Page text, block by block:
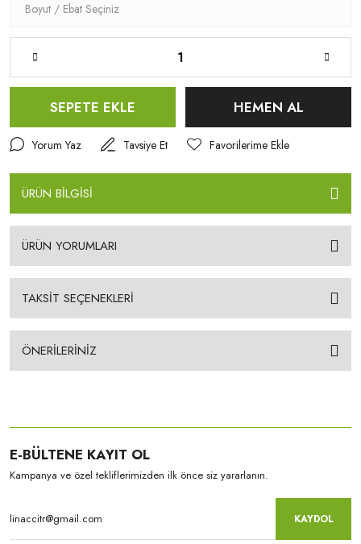
SEPETE EKLE HEMEN AL
Yorum Yaz Tavsiye Et
ÜRÜN BİLGİSİ
ÜRÜN YORUMLARI
TAKSİT SEÇENEKLERİ
ÖNERİLERİNİZ
E-BÜLTENE KAYIT OL
Kampanya ve özel tekliflerimizden ilk önce siz yararlanın.
KAYDOL